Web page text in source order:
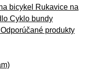
bicykel Rukavice na
Cyklo bundy
Odporúčané produkty